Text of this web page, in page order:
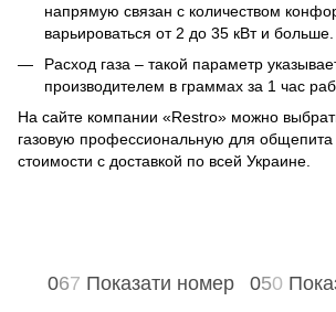
напрямую связан с количеством
варьироваться от 2 до 35 кВт и больше.
Расход газа – такой параметр
производителем в граммах за 1 час
На сайте компании «Restro» можно
газовую профессиональную для общепита
стоимости с доставкой по всей Украине.
067 Показати номер 050